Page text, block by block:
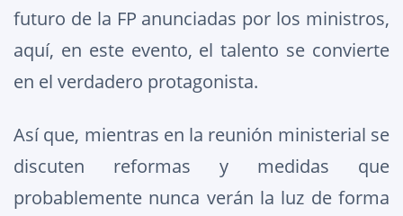
futuro de la FP anunciadas por los ministros,
aquí, en este evento, el talento se convierte
en el verdadero protagonista.
Así que, mientras en la reunión ministerial se
discuten reformas y medidas que
probablemente nunca verán la luz de forma